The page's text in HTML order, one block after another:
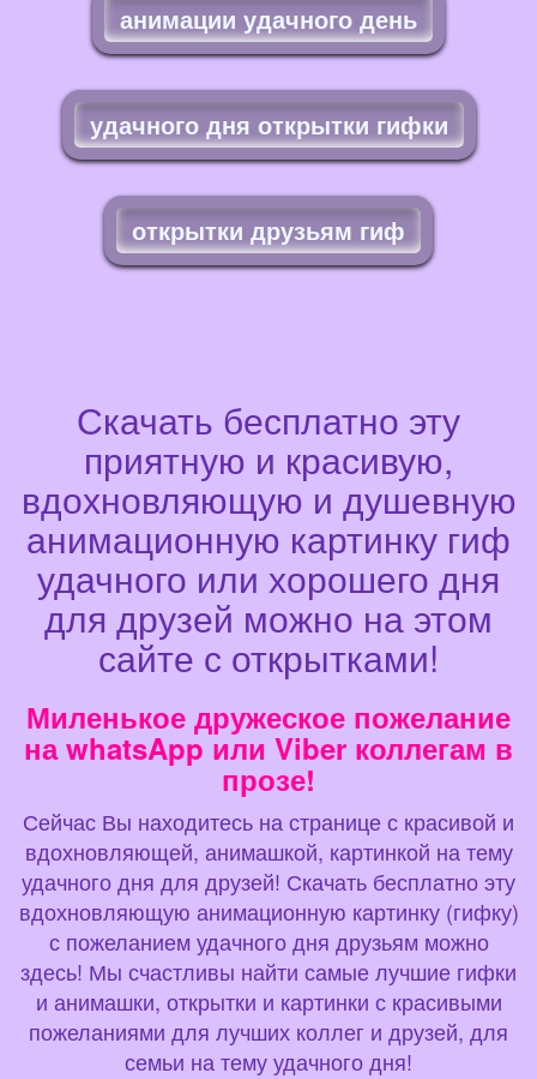
анимации удачного день
удачного дня открытки гифки
открытки друзьям гиф
Скачать бесплатно эту
приятную и красивую,
вдохновляющую и душевную
анимационную картинку гиф
удачного или хорошего дня
для друзей можно на этом
сайте с открытками!
Миленькое дружеское пожелание
на whatsApp или Viber коллегам в
прозе!
Сейчас Вы находитесь на странице с красивой и
вдохновляющей, анимашкой, картинкой на тему
удачного дня для друзей! Скачать бесплатно эту
вдохновляющую анимационную картинку (гифку)
с пожеланием удачного дня друзьям можно
здесь! Мы счастливы найти самые лучшие гифки
и анимашки, открытки и картинки с красивыми
пожеланиями для лучших коллег и друзей, для
семьи на тему удачного дня!